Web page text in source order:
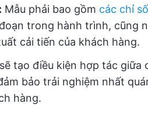
Mẫu phải bao gồm các chỉ
trong hành trình, cũng
cải tiến của khách hàng.
tạo điều kiện hợp tác giữa
bảo trải nghiệm nhất
hàng.